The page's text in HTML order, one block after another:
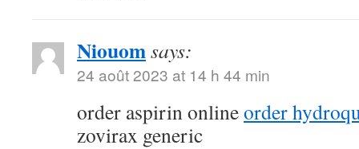
Niouomsays:
24 août 2023 at 14 h 44 min
order aspirin onlineorder
zovirax generic